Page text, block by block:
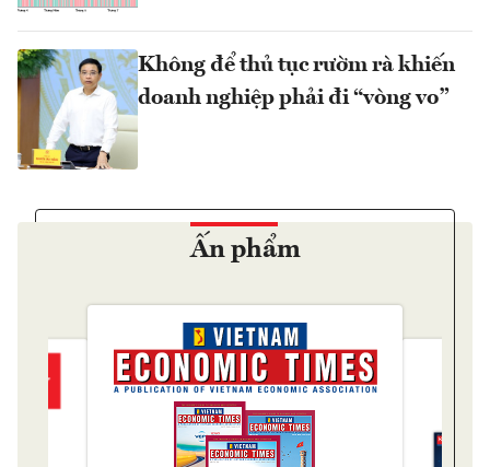
Không để thủ tục rườm rà khiến
doanh nghiệp phải đi “vòng vo”
Ấn phẩm